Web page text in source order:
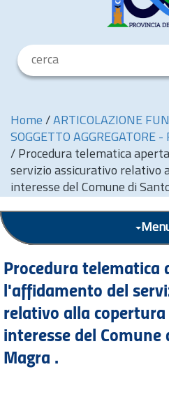
Home / ARTICOLAZIONE
SOGGETTO AGGREGATORE
/ Procedura telematica
servizio assicurativo relativo
interesse del Comune di
Procedura telematica
l'affidamento del
relativo alla copertura
interesse del
Magra .